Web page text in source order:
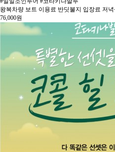
왕복차량 보트 이용료 반딧불지 입장료 저
76,000원